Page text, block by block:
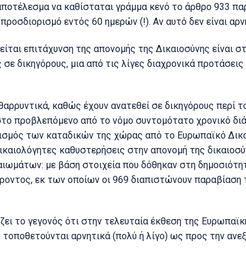
να καθίσταται γράμμα κενό το άρθρο 933
εντός 60 ημερών (!). Αν αυτό δεν είναι
επιτάχυνση της απονομής της Δικαιοσύνης είναι
δικηγόρους, μια από τις λίγες διαχρονικά
καθώς έχουν ανατεθεί σε δικηγόρους περί
προβλεπόμενο από το νόμο συντομότατο χρονικό
των καταδικών της χώρας από το Ευρωπαϊκό
καθυστερήσεις στην απονομή της
με βάση στοιχεία που δόθηκαν στη
εκ των οποίων οι 969 διαπιστώνουν
το γεγονός ότι στην τελευταία έκθεση της
αρνητικά (πολύ ή λίγο) ως προς την